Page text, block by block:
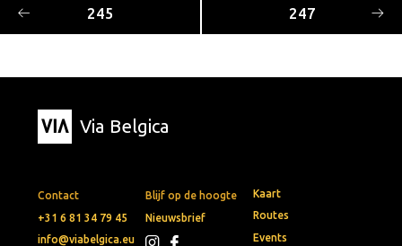
245 247
Via Belgica
Contact
+31 6 81 34 79 45
info@viabelgica.eu
Blijf op de hoogte
Nieuwsbrief
Kaart
Routes
Events